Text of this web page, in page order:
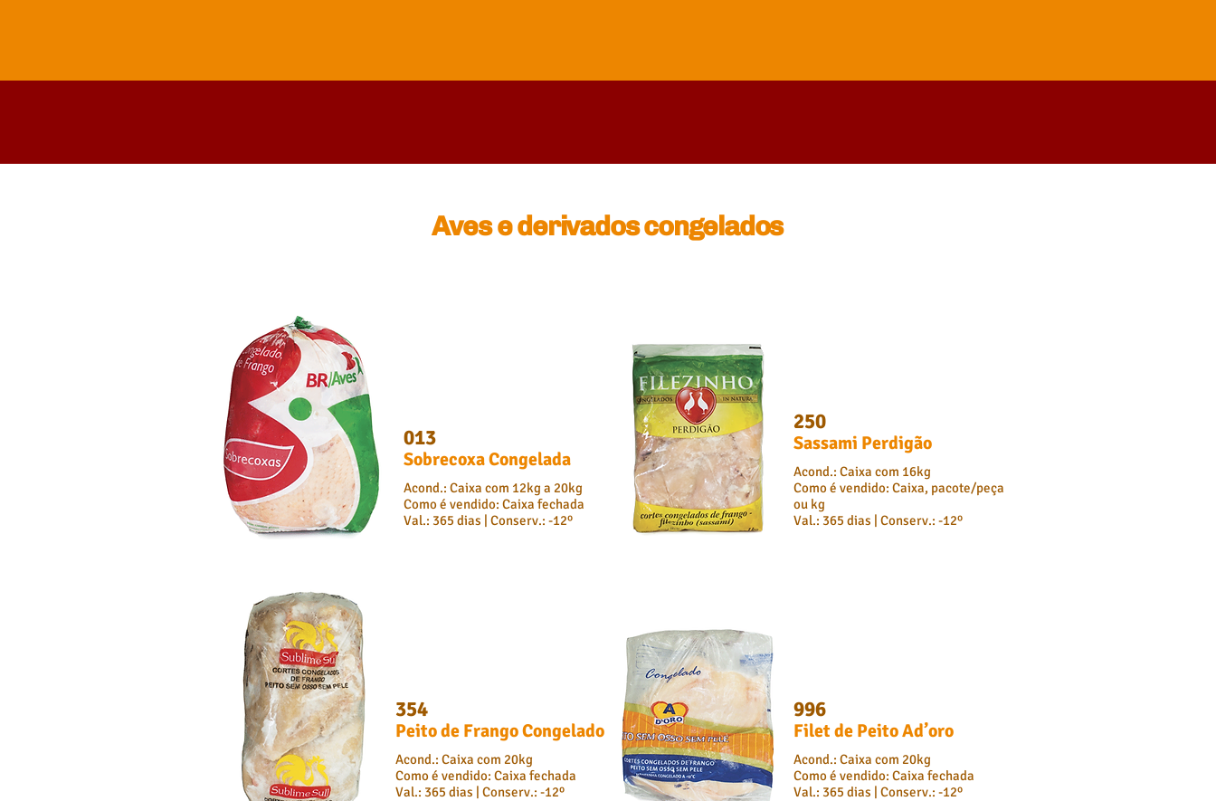
013
Sobrecoxa Congelada
Acond.: Caixa com 12kg a 20kg
Como é vendido: Caixa fechada
Val.: 365 dias | Conserv.: -12º
250
Sassami Perdigão
Acond.: Caixa com 16kg
Como é vendido: Caixa, pacote/peça
ou kg
Val.: 365 dias | Conserv.: -12º
354
Peito de Frango Congelado
Acond.: Caixa com 20kg
Como é vendido: Caixa fechada
Val.: 365 dias | Conserv.: -12º
996
Filet de Peito Ad’oro
Acond.: Caixa com 20kg
Como é vendido: Caixa fechada
Val.: 365 dias | Conserv.: -12º
Aves e derivados congelados